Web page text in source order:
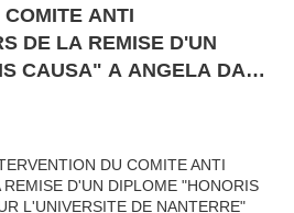
ANTI
DE LA REMISE D'UN
CAUSA" A ANGELA DAVIS